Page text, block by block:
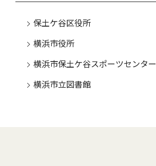
保土ケ谷区役所
横浜市役所
横浜市保土ケ谷スポーツセンター
横浜市立図書館